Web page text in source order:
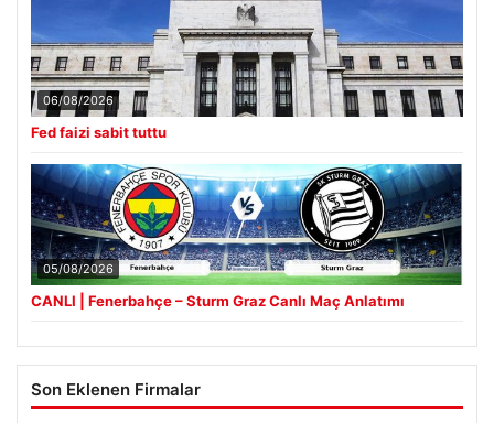
06/08/2026
Fed faizi sabit tuttu
05/08/2026
CANLI | Fenerbahçe – Sturm Graz Canlı Maç Anlatımı
Son Eklenen Firmalar